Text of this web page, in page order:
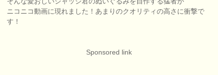
ニコニコ動画に現れました！あまりのクオリティの高さに衝撃で
す！
Sponsored link